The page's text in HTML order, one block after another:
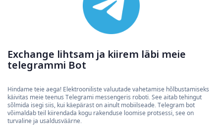
Exchange lihtsam ja kiirem läbi meie
telegrammi Bot
Hindame teie aega! Elektrooniliste valuutade vahetamise hõlbustamiseks
käivitas meie teenus Telegrami messengeris roboti. See aitab tehingut
sõlmida isegi siis, kui käepärast on ainult mobiilseade. Telegram bot
võimaldab teil kiirendada kogu rakenduse loomise protsessi, see on
turvaline ja usaldusväärne.